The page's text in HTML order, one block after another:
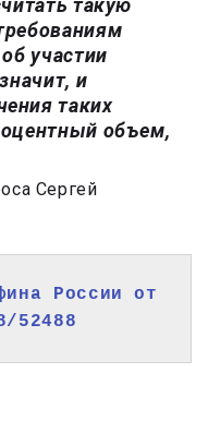
такую
участии
и
таких
объем,
Сергей
России от
52488